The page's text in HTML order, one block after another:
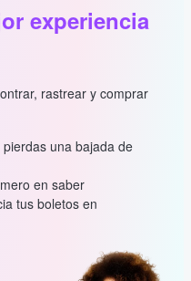
experiencia
rastrear y comprar
pierdas una bajada de
en saber
tus boletos en